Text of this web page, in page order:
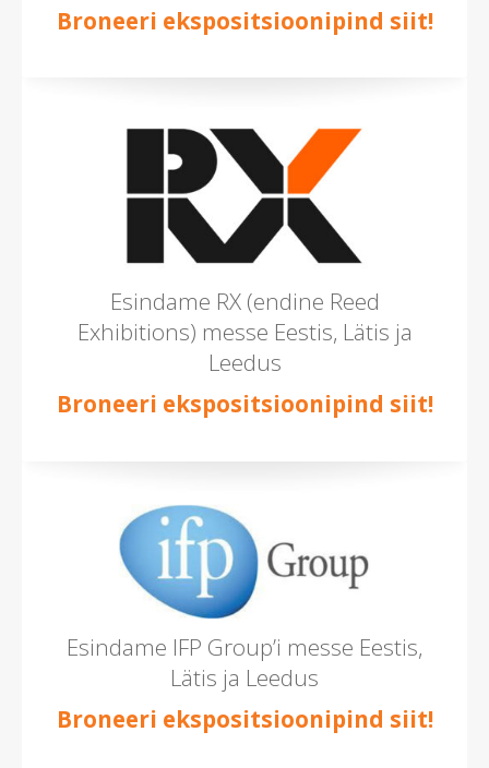
Broneeri ekspositsioonipind siit!
Esindame RX (endine Reed
Exhibitions) messe Eestis, Lätis ja
Leedus
Broneeri ekspositsioonipind siit!
Esindame IFP Group’i messe Eestis,
Lätis ja Leedus
Broneeri ekspositsioonipind siit!